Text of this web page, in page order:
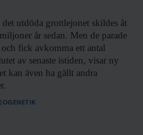
det utdöda grottlejonet skildes åt
år sedan. Men de parade
fick avkomma ett antal
av senaste istiden, visar ny
kan även ha gällt andra